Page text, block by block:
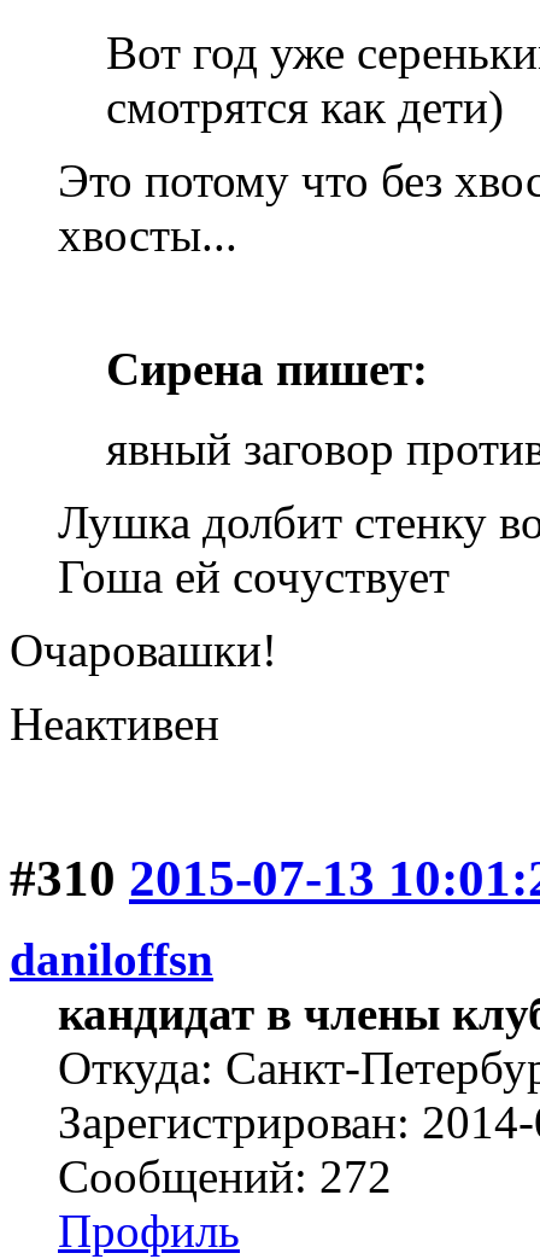
Вот год уже
смотрятся как дети)
Это потому что без
хвосты...
Сирена пишет:
явный заговор
Лушка долбит стенку
Гоша ей сочуствует
Очаровашки!
Неактивен
#310 2015-07-13
daniloffsn
кандидат в члены
Откуда: Санкт-
Зарегистрирован:
Сообщений: 272
Профиль